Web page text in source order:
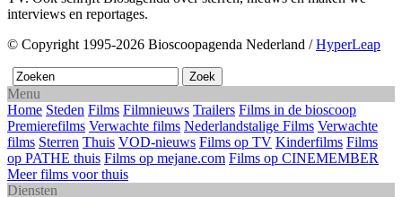
interviews en reportages.
© Copyright 1995-2026 Bioscoopagenda Nederland /HyperLeap
Menu
Home Steden Films Filmnieuws Trailers Films in de bioscoop
Premierefilms Verwachte films Nederlandstalige Films Verwachte
films Sterren Thuis VOD-nieuws Films op TV Kinderfilms Films
op PATHE thuis Films op mejane.com Films op CINEMEMBER
Meer films voor thuis
Diensten